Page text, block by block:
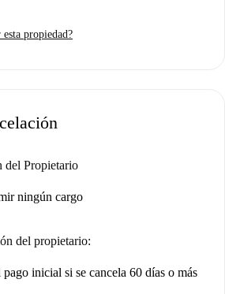
propiedad?
del Propietario
ningún cargo
del propietario:
pago inicial si se cancela 60 días o más